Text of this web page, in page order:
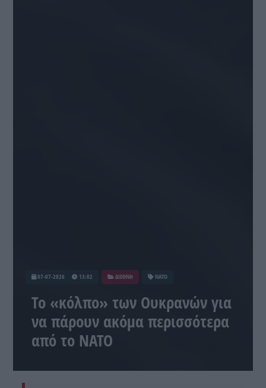
07-07-2026 13:02 ΔΙΕΘΝΗ ΝΑΤΟ
Το «κόλπο» των Ουκρανών για
να πάρουν ακόμα περισσότερα
από το ΝΑΤΟ